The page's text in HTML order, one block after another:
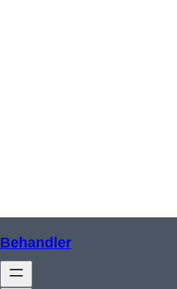
Behandler